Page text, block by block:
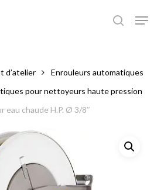
d’atelier
Enrouleurs automatiques
pour nettoyeurs haute pression
eau chaude H.P. Ø 3/8″